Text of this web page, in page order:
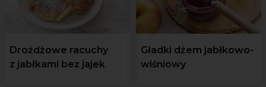
Drożdżowe racuchy
z jabłkami bez jajek
Gładki dżem jabłkowo-
wiśniowy